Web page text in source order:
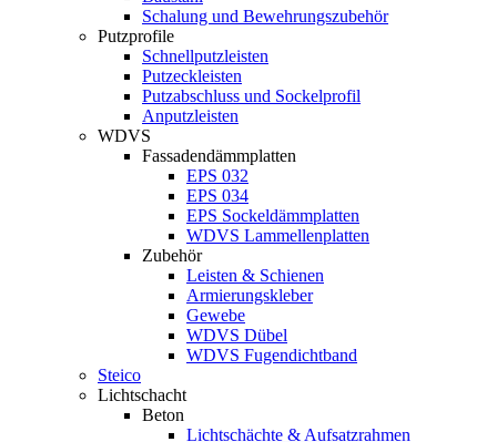
Schalung und Bewehrungszubehör
Putzprofile
Schnellputzleisten
Putzeckleisten
Putzabschluss und Sockelprofil
Anputzleisten
WDVS
Fassadendämmplatten
EPS 032
EPS 034
EPS Sockeldämmplatten
WDVS Lammellenplatten
Zubehör
Leisten & Schienen
Armierungskleber
Gewebe
WDVS Dübel
WDVS Fugendichtband
Steico
Lichtschacht
Beton
Lichtschächte & Aufsatzrahmen